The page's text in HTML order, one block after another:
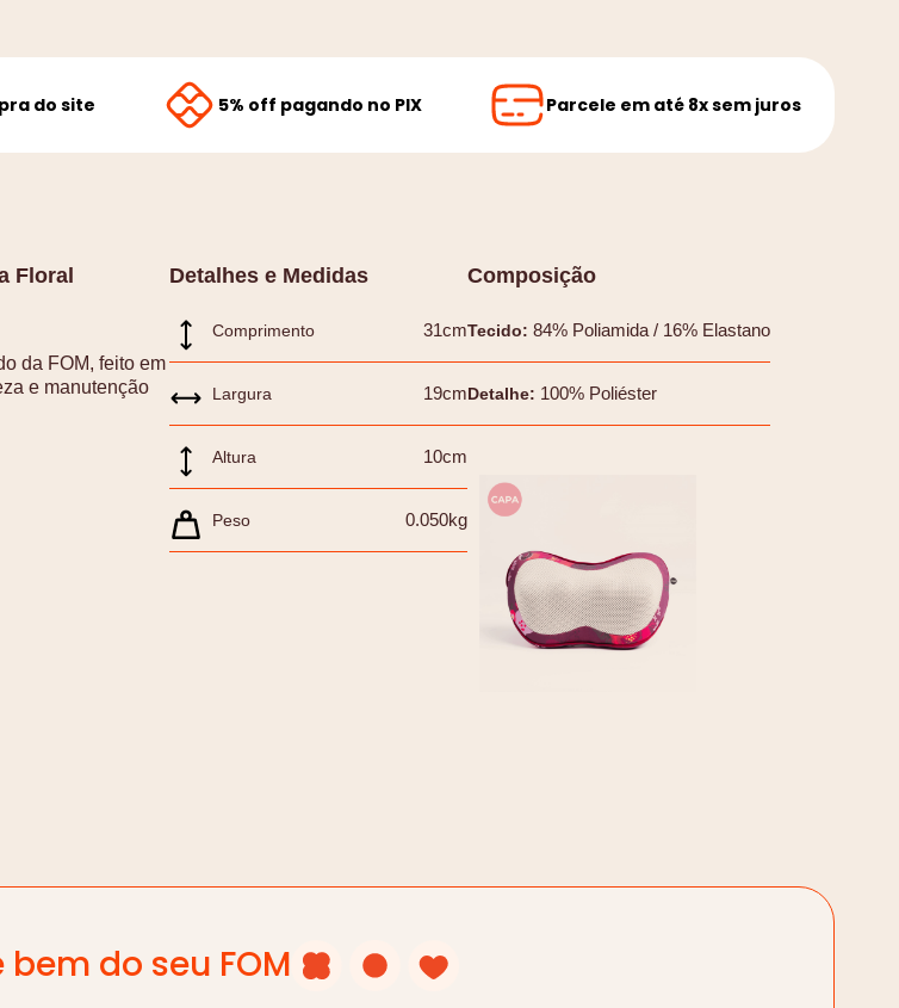
do site 5% off pagando no PIX Parcele em até 8x sem juros
Floral
da FOM, feito em
e manutenção
Detalhes e Medidas
Comprimento 31cm
Largura 19cm
Altura 10cm
Peso 0.050kg
Composição
Tecido: 84% Poliamida / 16% Elastano
Detalhe: 100% Poliéster
do seu FOM